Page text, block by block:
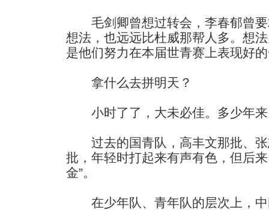
毛剑卿曾想过转会，李春郁曾要
想法，也远远比杜威那帮人多。想
是他们努力在本届世青赛上表现好
拿什么去拼明天？
小时了了，大未必佳。多少年来
过去的国青队，高丰文那批、张
批，年轻时打起来有声有色，但后来
金”。
在少年队、青年队的层次上，中